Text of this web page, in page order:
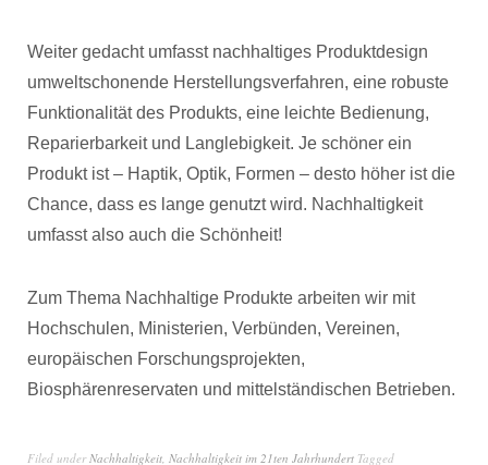
Weiter gedacht umfasst nachhaltiges Produktdesign
umweltschonende Herstellungsverfahren, eine robuste
Funktionalität des Produkts, eine leichte Bedienung,
Reparierbarkeit und Langlebigkeit. Je schöner ein
Produkt ist – Haptik, Optik, Formen – desto höher ist die
Chance, dass es lange genutzt wird. Nachhaltigkeit
umfasst also auch die Schönheit!
Zum Thema Nachhaltige Produkte arbeiten wir mit
Hochschulen, Ministerien, Verbünden, Vereinen,
europäischen Forschungsprojekten,
Biosphärenreservaten und mittelständischen Betrieben.
Filed underNachhaltigkeit, Nachhaltigkeit im 21ten Jahrhundert Tagged